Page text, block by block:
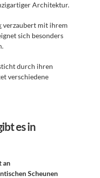
Architektur.
verzaubert mit ihrem
sich besonders
durch ihren
verschiedene
es in
an
Scheunen